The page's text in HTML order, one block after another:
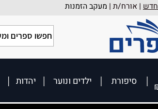
| אורח/ת | מעקב הזמנות
סיפורת ילדים ונוער יהדות